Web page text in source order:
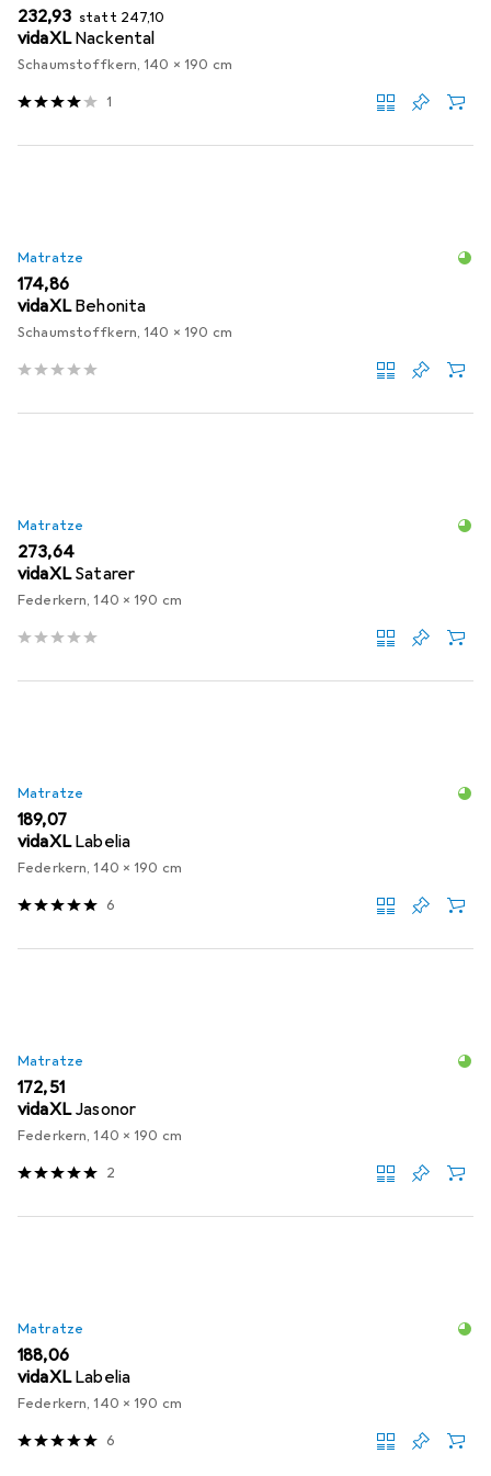
EUR
232,93 statt EUR
247,10
vidaXL Nackental
Schaumstoffkern, 140 x 190 cm
1
Matratze
EUR
174,86
vidaXL Behonita
Schaumstoffkern, 140 x 190 cm
Matratze
EUR
273,64
vidaXL Satarer
Federkern, 140 x 190 cm
Matratze
EUR
189,07
vidaXL Labelia
Federkern, 140 x 190 cm
6
Matratze
EUR
172,51
vidaXL Jasonor
Federkern, 140 x 190 cm
2
Matratze
EUR
188,06
vidaXL Labelia
Federkern, 140 x 190 cm
6